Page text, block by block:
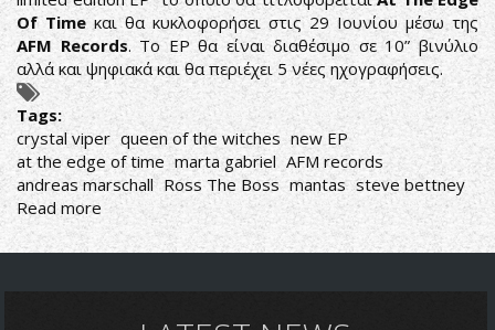
Of Time και θα κυκλοφορήσει στις 29 Ιουνίου μέσω της
AFM Records. Το EP θα είναι διαθέσιμο σε 10” βινύλιο
αλλά και ψηφιακά και θα περιέχει 5 νέες ηχογραφήσεις.
Tags:
crystal viper queen of the witches new EP
at the edge of time marta gabriel AFM records
andreas marschall Ross The Boss mantas steve bettney
Read more about
CRYSTAL
VIPER: